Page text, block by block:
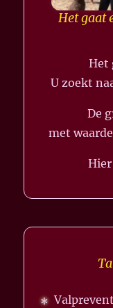
Het gaat
Het
U zoekt
De
met